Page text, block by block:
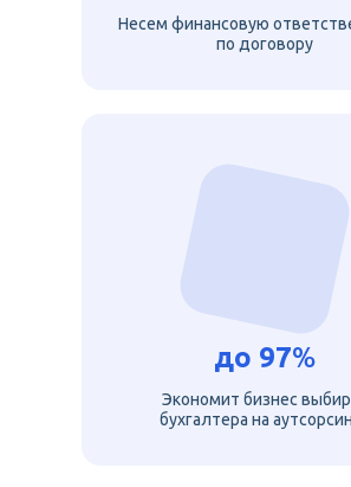
Несем финансовую
по договору
до 97%
Экономит бизнес
бухгалтера на